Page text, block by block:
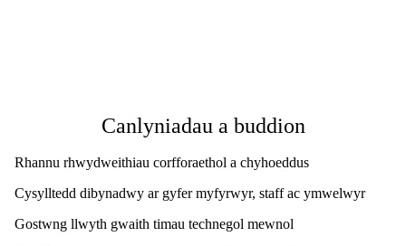
Canlyniadau a buddion
Rhannu rhwydweithiau corfforaethol a chyhoeddus
Cysylltedd dibynadwy ar gyfer myfyrwyr, staff ac ymwelwyr
Gostwng llwyth gwaith timau technegol mewnol